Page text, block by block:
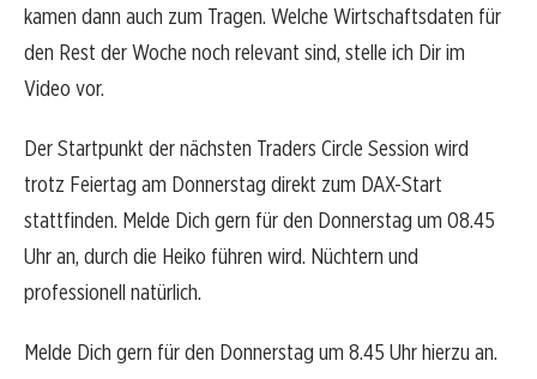
kamen dann auch zum Tragen. Welche Wirtschaftsdaten für
den Rest der Woche noch relevant sind, stelle ich Dir im
Video vor.
Der Startpunkt der nächsten Traders Circle Session wird
trotz Feiertag am Donnerstag direkt zum DAX-Start
stattfinden. Melde Dich gern für den Donnerstag um 08.45
Uhr an, durch die Heiko führen wird. Nüchtern und
professionell natürlich.
Melde Dich gern für den Donnerstag um 8.45 Uhr hierzu an.